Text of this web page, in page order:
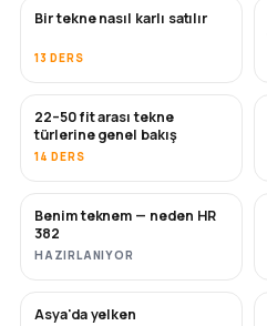
YENI
Bir tekne nasıl karlı satılır
13 DERS
YAKINDA
22–50 fit arası tekne
türlerine genel bakış
14 DERS
YAKINDA
Benim teknem — neden HR
382
HAZIRLANIYOR
YAKINDA
Asya'da yelken